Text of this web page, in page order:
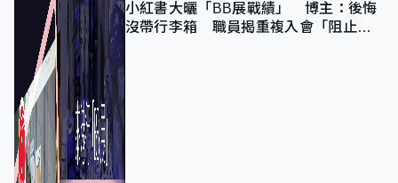
小紅書大曬「BB展戰績」 博主：後悔
沒帶行李箱 職員揭重複入會「阻止唔